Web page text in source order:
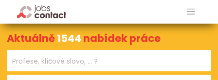
Aktuálně1544 nabídek práce